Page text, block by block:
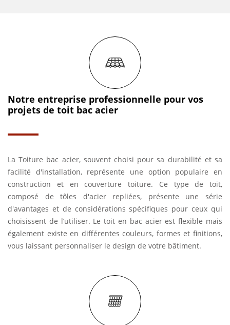
Notre entreprise professionnelle pour vos
projets de toit bac acier
La Toiture bac acier, souvent choisi pour sa durabilité et sa
facilité d'installation, représente une option populaire en
construction et en couverture toiture. Ce type de toit,
composé de tôles d'acier repliées, présente une série
d'avantages et de considérations spécifiques pour ceux qui
choisissent de l’utiliser. Le toit en bac acier est flexible mais
également existe en différentes couleurs, formes et finitions,
vous laissant personnaliser le design de votre bâtiment.